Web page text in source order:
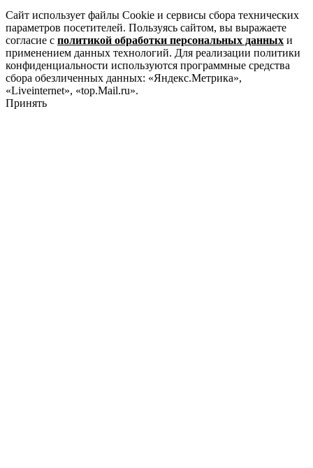
Сайт использует файлы Cookie и сервисы сбора технических
параметров посетителей. Пользуясь сайтом, вы выражаете
согласие с политикой обработки персональных данных и
применением данных технологий. Для реализации политики
конфиденциальности используются программные средства
сбора обезличенных данных: «Яндекс.Метрика»,
«Liveinternet», «top.Mail.ru».
Принять